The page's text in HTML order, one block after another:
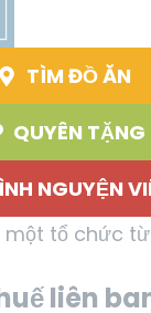
TÌM ĐỒ ĂN
QUYÊN TẶNG
NGUYỆN
một tổ chức
liên